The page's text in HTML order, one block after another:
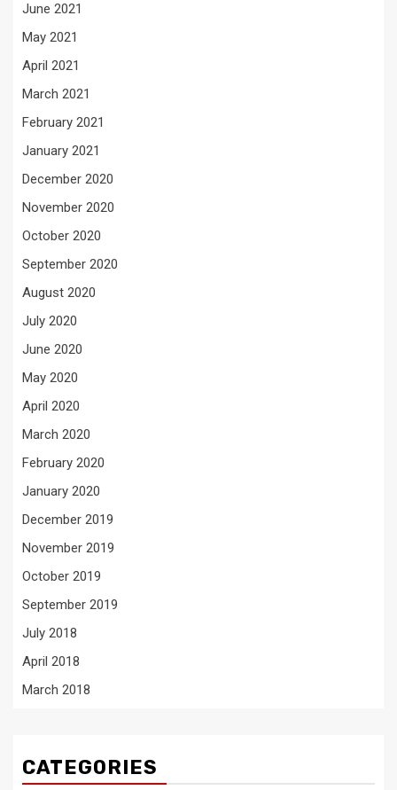
June 2021
May 2021
April 2021
March 2021
February 2021
January 2021
December 2020
November 2020
October 2020
September 2020
August 2020
July 2020
June 2020
May 2020
April 2020
March 2020
February 2020
January 2020
December 2019
November 2019
October 2019
September 2019
July 2018
April 2018
March 2018
CATEGORIES